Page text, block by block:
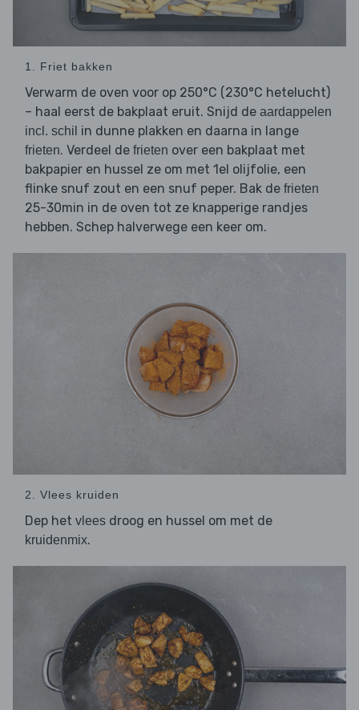
1. Friet bakken
Verwarm de oven voor op 250°C (230°C hetelucht)
– haal eerst de bakplaat eruit. Snijd de aardappelen
incl. schil in dunne plakken en daarna in lange
frieten. Verdeel de frieten over een bakplaat met
bakpapier en hussel ze om met 1el olijfolie, een
flinke snuf zout en een snuf peper. Bak de frieten
25-30min in de oven tot ze knapperige randjes
hebben. Schep halverwege een keer om.
2. Vlees kruiden
Dep het vlees droog en hussel om met de
kruidenmix.